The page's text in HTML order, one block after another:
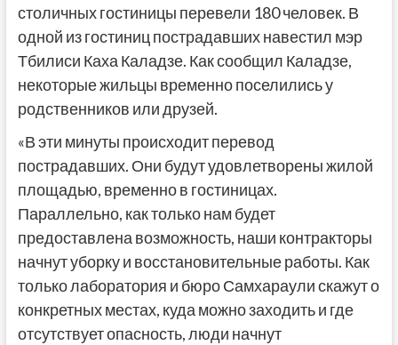
столичных гостиницы перевели 180 человек. В
одной из гостиниц пострадавших навестил мэр
Тбилиси Каха Каладзе. Как сообщил Каладзе,
некоторые жильцы временно поселились у
родственников или друзей.
«В эти минуты происходит перевод
пострадавших. Они будут удовлетворены жилой
площадью, временно в гостиницах.
Параллельно, как только нам будет
предоставлена возможность, наши контракторы
начнут уборку и восстановительные работы. Как
только лаборатория и бюро Самхараули скажут о
конкретных местах, куда можно заходить и где
отсутствует опасность, люди начнут